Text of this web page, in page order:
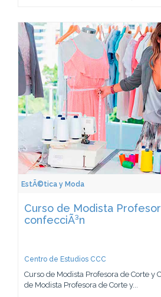
EstÃ©tica y Moda
Curso de Modista
confecciÃ³n
Centro de Estudios CCC
Curso de Modista Profesora de Corte y
de Modista Profesora de Corte y...